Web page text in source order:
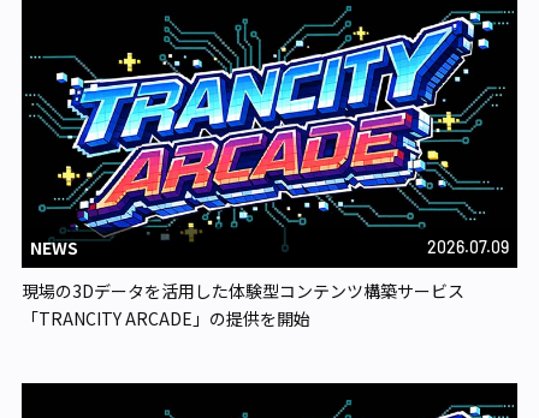
NEWS 2026.07.09
現場の3Dデータを活用した体験型コンテンツ構築サービス
「TRANCITY ARCADE」の提供を開始